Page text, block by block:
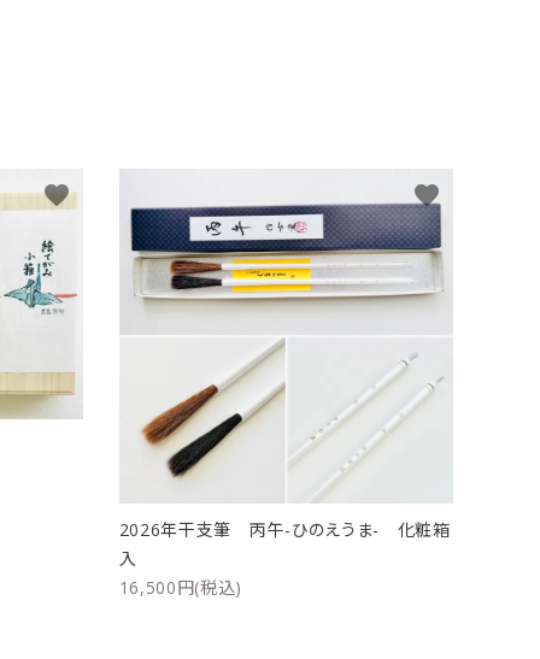
favorite
2026年干支筆 丙午-ひのえうま- 化粧箱
入
16,500円(税込)
favorite